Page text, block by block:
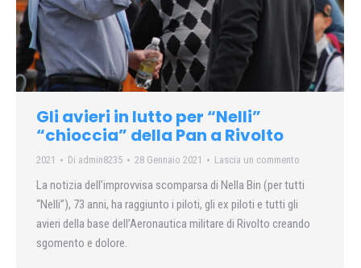
Gli avieri in lutto per “Nelli”
“chioccia” della Pan a Rivolto
2021 Di admin8235 28 Gennaio 2021 Lascia un commento
La notizia dell’improvvisa scomparsa di Nella Bin (per tutti
“Nelli”), 73 anni, ha raggiunto i piloti, gli ex piloti e tutti gli
avieri della base dell’Aeronautica militare di Rivolto creando
sgomento e dolore.